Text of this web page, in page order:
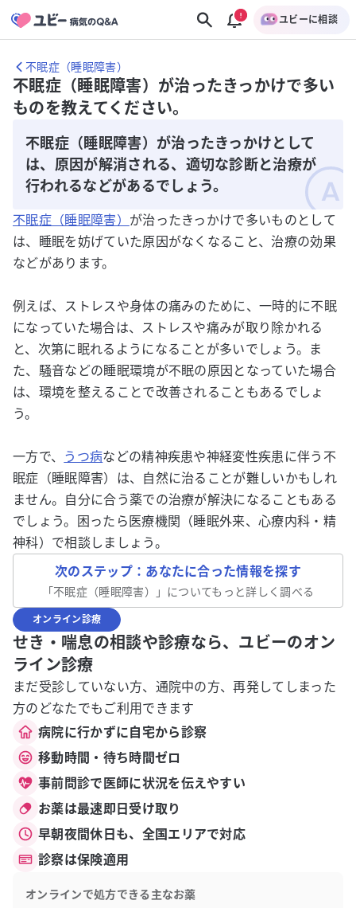
ユビーに相談
不眠症（睡眠障害）
不眠症（睡眠障害）が治ったきっかけで多い
ものを教えてください。
不眠症（睡眠障害）が治ったきっかけとして
は、原因が解消される、適切な診断と治療が
行われるなどがあるでしょう。
不眠症（睡眠障害） が治ったきっかけで多いものとして
は、睡眠を妨げていた原因がなくなること、治療の効果
などがあります。
例えば、ストレスや身体の痛みのために、一時的に不眠
になっていた場合は、ストレスや痛みが取り除かれる
と、次第に眠れるようになることが多いでしょう。ま
た、騒音などの睡眠環境が不眠の原因となっていた場合
は、環境を整えることで改善されることもあるでしょ
う。
一方で、 うつ病などの精神疾患や神経変性疾患に伴う不
眠症（睡眠障害）は、自然に治ることが難しいかもしれ
ません。自分に合う薬での治療が解決になることもある
でしょう。困ったら医療機関（睡眠外来、心療内科・精
神科）で相談しましょう。
次のステップ：あなたに合った情報を探す
「不眠症（睡眠障害） 」についてもっと詳しく調べる
オンライン診療
せき・喘息の相談や診療なら、ユビーのオン
ライン診療
まだ受診していない方、通院中の方、再発してしまった
方のどなたでもご利用できます
病院に行かずに自宅から診察
移動時間・待ち時間ゼロ
事前問診で医師に状況を伝えやすい
お薬は最速即日受け取り
早朝夜間休日も、全国エリアで対応
診察は保険適用
オンラインで処方できる主なお薬